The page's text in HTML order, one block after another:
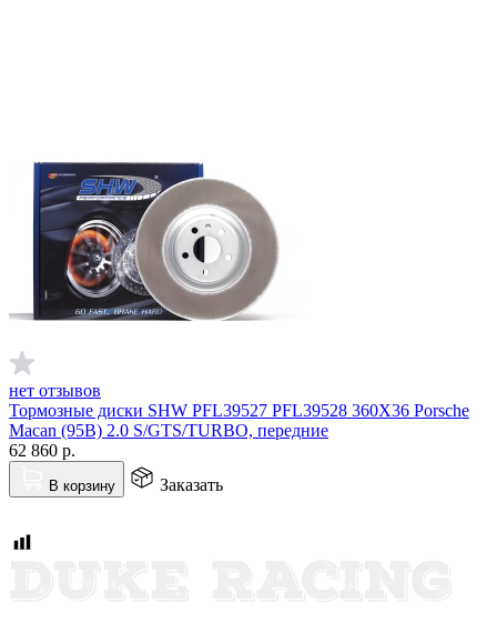
нет отзывов
Тормозные диски SHW PFL39527 PFL39528 360X36 Porsche
Macan (95B) 2.0 S/GTS/TURBO, передние
62 860 р.
В корзину Заказать